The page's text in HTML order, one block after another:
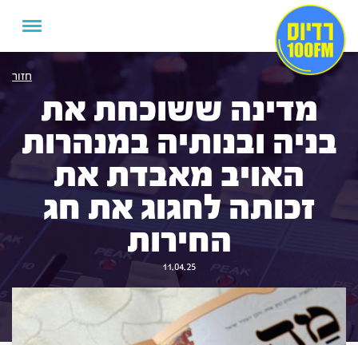
חזור
מדינה ששוכחת את
בניה ובנותיה במנהרות
האויב מאבדת את
זכותה לחגוג את חג
החירות
11.04.25